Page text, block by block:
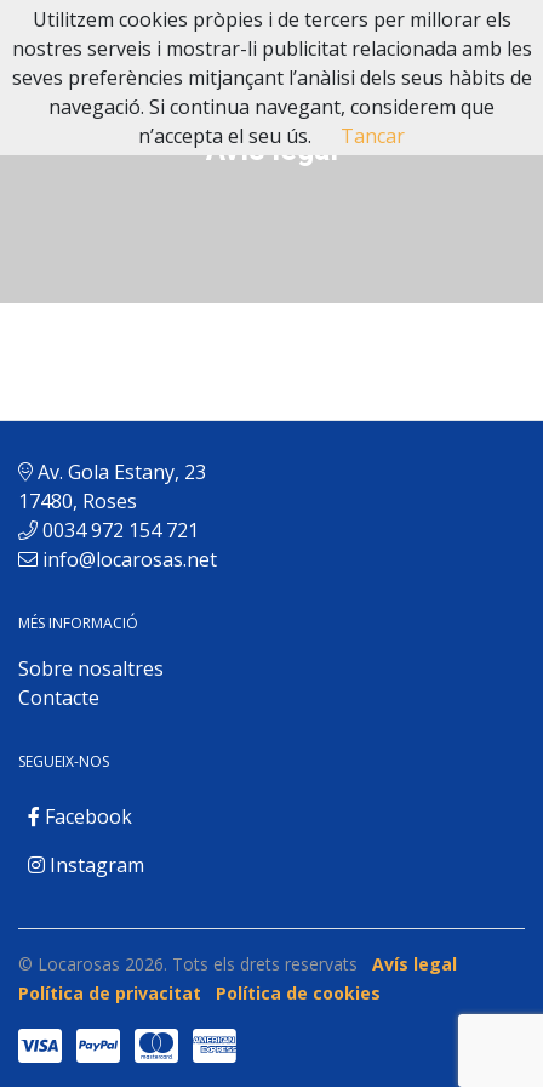
Avís legal
Av. Gola Estany, 23
17480, Roses
0034 972 154 721
info@locarosas.net
MÉS INFORMACIÓ
Sobre nosaltres
Contacte
SEGUEIX-NOS
Facebook
Instagram
© Locarosas 2026. Tots els drets reservats
Avís legal
Política de privacitat
Política de cookies
Utilitzem cookies pròpies i de tercers per millorar els
nostres serveis i mostrar-li publicitat relacionada amb les
seves preferències mitjançant l’anàlisi dels seus hàbits de
navegació. Si continua navegant, considerem que
n’accepta el seu ús.
Tancar